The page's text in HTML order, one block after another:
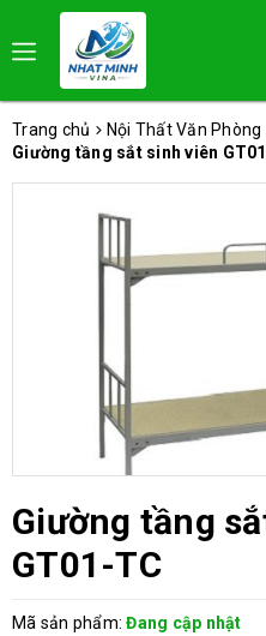
Trang chủ
Nội Thất Văn Phòng
Giường tầng sắt sinh viên
Giường tầng
GT01-TC
Mã sản phẩm: Đang cập nhật